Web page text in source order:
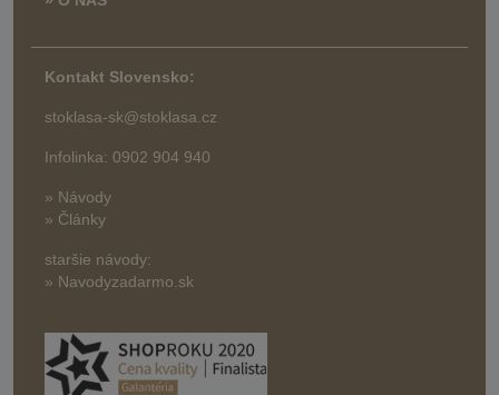
Kontakt Slovensko:
stoklasa-sk@stoklasa.cz
Infolinka: 0902 904 940
» Návody
» Články
staršie návody:
» Navodyzadarmo.sk